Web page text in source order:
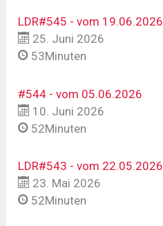
LDR#545 - vom 19.06.2026
25. Juni 2026
53Minuten
#544 - vom 05.06.2026
10. Juni 2026
52Minuten
LDR#543 - vom 22.05.2026
23. Mai 2026
52Minuten